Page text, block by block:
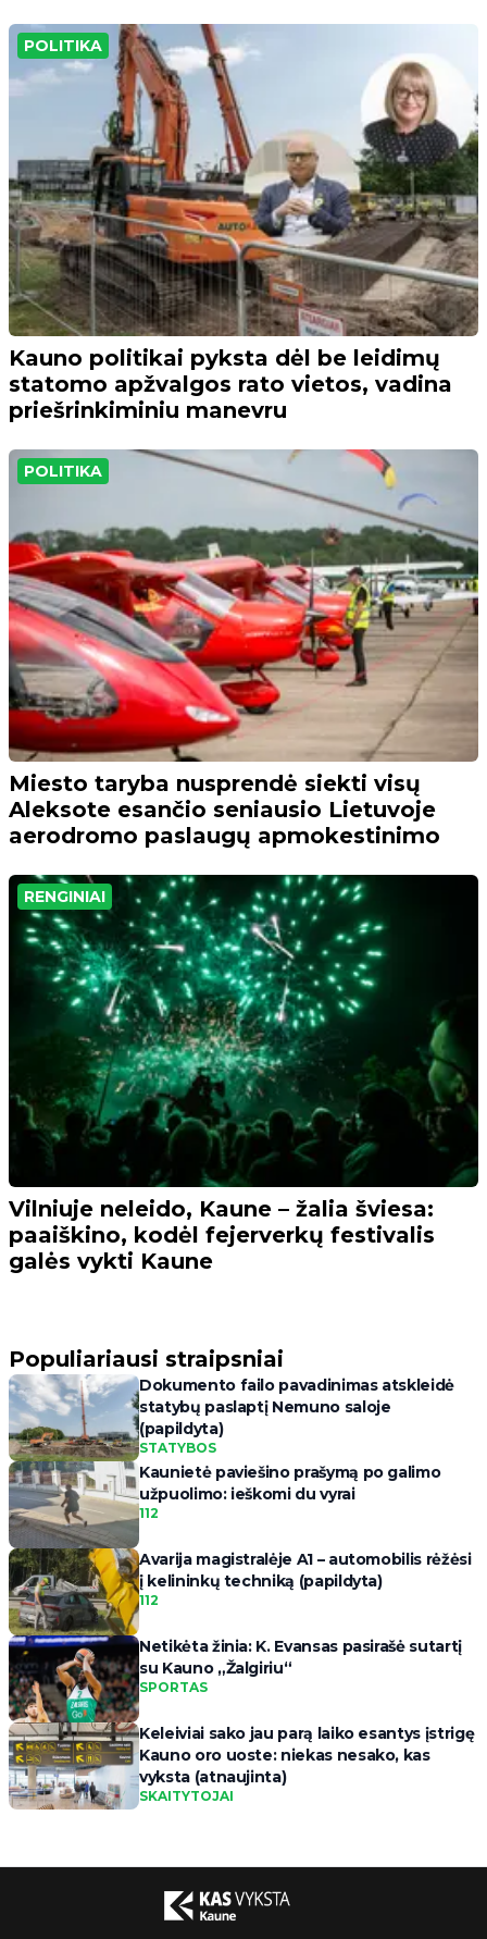
POLITIKA
Kauno politikai pyksta dėl be leidimų
statomo apžvalgos rato vietos, vadina
priešrinkiminiu manevru
POLITIKA
Miesto taryba nusprendė siekti visų
Aleksote esančio seniausio Lietuvoje
aerodromo paslaugų apmokestinimo
RENGINIAI
Vilniuje neleido, Kaune – žalia šviesa:
paaiškino, kodėl fejerverkų festivalis
galės vykti Kaune
Populiariausi straipsniai
Dokumento failo pavadinimas atskleidė
statybų paslaptį Nemuno saloje
(papildyta)
STATYBOS
Kaunietė paviešino prašymą po galimo
užpuolimo: ieškomi du vyrai
112
Avarija magistralėje A1 – automobilis rėžėsi
į kelininkų techniką (papildyta)
112
Netikėta žinia: K. Evansas pasirašė sutartį
su Kauno „Žalgiriu“
SPORTAS
Keleiviai sako jau parą laiko esantys įstrigę
Kauno oro uoste: niekas nesako, kas
vyksta (atnaujinta)
SKAITYTOJAI